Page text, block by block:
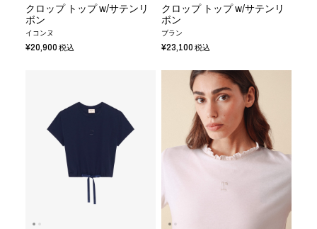
クロップ トップ w/サテンリ
ボン
イコンヌ
¥20,900 税込
クロップ トップ w/サテンリ
ボン
ブラン
¥23,100 税込